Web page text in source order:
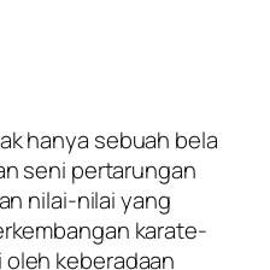
hanya sebuah bela
seni pertarungan
nilai-nilai yang
karate-
keberadaan